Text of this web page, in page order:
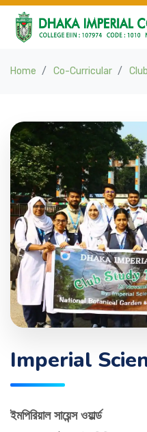
Home Co-Curricular
Imperial
ইমপিরিয়াল সায়েন্স ওয়ার্ল্ড